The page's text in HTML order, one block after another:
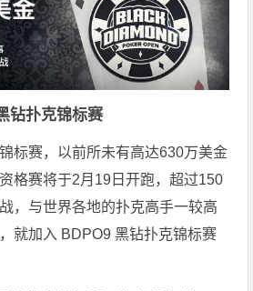
钻扑克锦标赛
标赛，以前所未有高达630万美金
格赛将于2月19日开跑，超过150
，与世界各地的扑克高手一较高
就加入 BDPO9 黑钻扑克锦标赛